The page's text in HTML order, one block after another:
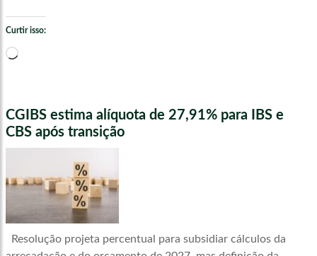
Curtir isso:
Carregando...
CGIBS estima alíquota de 27,91% para IBS e
CBS após transição
Resolução projeta percentual para subsidiar cálculos da